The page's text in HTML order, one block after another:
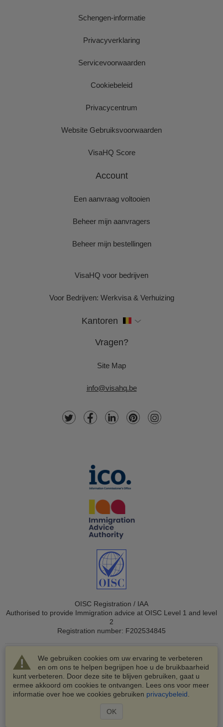
We gebruiken cookies om uw ervaring te verbeteren
en om ons te helpen begrijpen hoe u de bruikbaarheid
kunt verbeteren. Door deze site te blijven gebruiken, gaat u
ermee akkoord om cookies te ontvangen. Lees ons voor meer
informatie over hoe we cookies gebruiken privacybeleid
OK
Schengen-informatie
Privacyverklaring
Servicevoorwaarden
Cookiebeleid
Privacycentrum
Website Gebruiksvoorwaarden
VisaHQ Score
Account
Een aanvraag voltooien
Beheer mijn aanvragers
Beheer mijn bestellingen
VisaHQ voor bedrijven
Voor Bedrijven: Werkvisa & Verhuizing
Kantoren
Vragen?
Site Map
info@visahq.be
OISC Registration / IAA
Authorised to provide Immigration advice at OISC Level 1 and level
2
Registration number: F202534845
© 2003-2026 VisaHQ.com, Inc. Alle rechten voorbehouden.
VisaHQ en het VisaHQ-logo zijn geregistreerde
handelsmerken van VisaHQ.com, Inc.